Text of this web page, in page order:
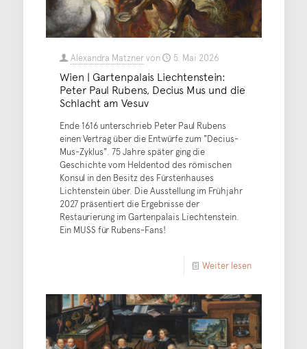
Alexandra Matznervon 5. Mai 2026
Wien | Gartenpalais Liechtenstein:
Peter Paul Rubens, Decius Mus und die
Schlacht am Vesuv
Ende 1616 unterschrieb Peter Paul Rubens
einen Vertrag über die Entwürfe zum "Decius-
Mus-Zyklus". 75 Jahre später ging die
Geschichte vom Heldentod des römischen
Konsul in den Besitz des Fürstenhauses
Lichtenstein über. Die Ausstellung im Frühjahr
2027 präsentiert die Ergebnisse der
Restaurierung im Gartenpalais Liechtenstein.
Ein MUSS für Rubens-Fans!
Weiter lesen